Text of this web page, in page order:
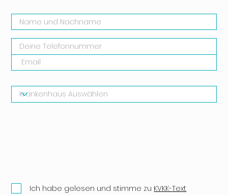
Ich habe gelesen und stimme zu KVKK-Text